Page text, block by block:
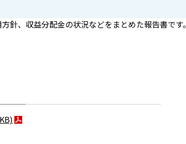
針、収益分配金の状況などをまとめた報告書です。